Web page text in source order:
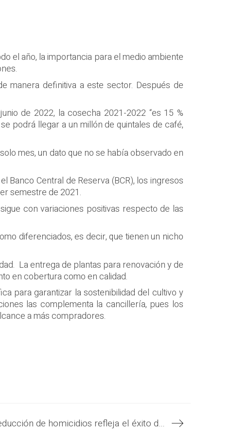
el año, la importancia para el medio ambiente
manera definitiva a este sector. Después de
de 2022, la cosecha 2021-2022 “es 15 %
podrá llegar a un millón de quintales de café,
mes, un dato que no se había observado en
Banco Central de Reserva (BCR), los ingresos
semestre de 2021.
con variaciones positivas respecto de las
diferenciados, es decir, que tienen un nicho
La entrega de plantas para renovación y de
en cobertura como en calidad.
para garantizar la sostenibilidad del cultivo y
las complementa la cancillería, pues los
a más compradores.
La histórica reducción de homicidios refleja el éxito de la sólida estrategia de seguridad del Gobierno